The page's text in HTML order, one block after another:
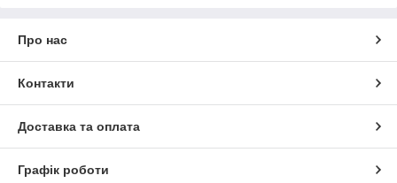
Про нас
Контакти
Доставка та оплата
Графік роботи